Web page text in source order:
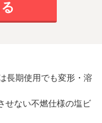
長期使用でも変形・溶
せない不燃仕様の塩ビ